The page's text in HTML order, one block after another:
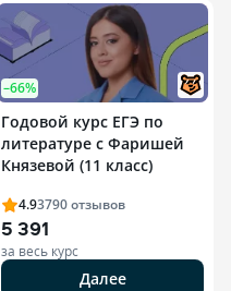
–66%
Годовой курс ЕГЭ по
литературе с Фаришей
Князевой (11 класс)
4.93790отзывов
5 391
за весь курс
Далее